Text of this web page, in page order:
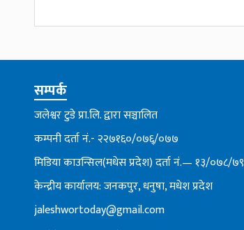
सम्पर्क
जलेश्वर टुडे प्रा.लि. द्वारा सञ्चालित
कम्पनी दर्ता नं.- २२७१६०/०७६्/०७७
मिडिया काउन्सिल(मधेस प्रदेश) दर्ता नं.— १३/०७८/७९
केन्द्रीय कार्यालय: जनकपुर, धनुषा, मधेश प्रदेश
jaleshwortoday@gmail.com